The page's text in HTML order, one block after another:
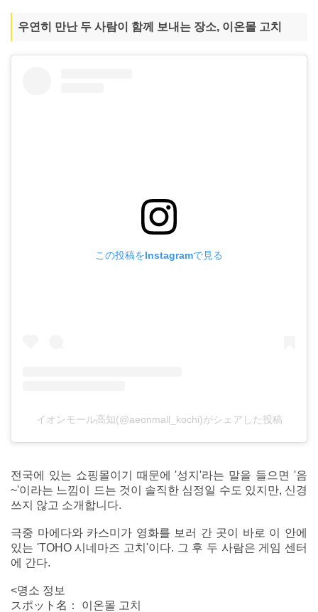
우연히 만난 두 사람이 함께 보내는 장소, 이온몰 고치
この投稿をInstagramで見る
イオンモール高知(@aeonmall_kochi)がシェアした投稿
전국에 있는 쇼핑몰이기 때문에 '성지'라는 말을 들으면 '음
~'이라는 느낌이 드는 것이 솔직한 심정일 수도 있지만, 신경
쓰지 않고 소개합니다.
극중 마에다와 카스미가 영화를 보러 간 곳이 바로 이 안에
있는 'TOHO 시네마즈 고치'이다. 그 후 두 사람은 게임 센터
에 간다.
<명소 정보
スポット名： 이온몰 고치